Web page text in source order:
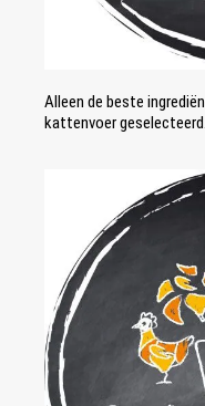
Alleen de beste
kattenvoer geselecteerd.